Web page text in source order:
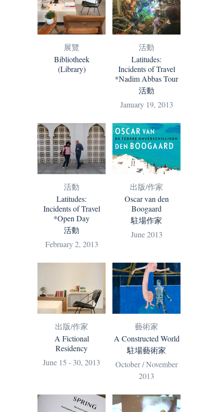
展覽
Bibliotheek
(Library)
活動
Latitudes:
Incidents of Travel
*Nadim Abbas Tour
活動
January 19, 2013
活動
Latitudes:
Incidents of Travel
*Open Day
活動
February 2, 2013
出版/作家
Oscar van den
Boogaard
駐場作家
June 2013
出版/作家
A Fictional
Residency
June 15 - 30, 2013
藝術家
A Constructed World
駐場藝術家
October / November
2013